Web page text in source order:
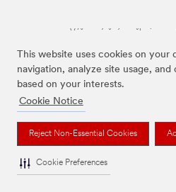
This website uses cookies on your
navigation, analyze site usage,
based on your interests.
Cookie Notice
Reject Non-Essential Cookies
Cookie Preferences
Výše zmíněné značky jsou